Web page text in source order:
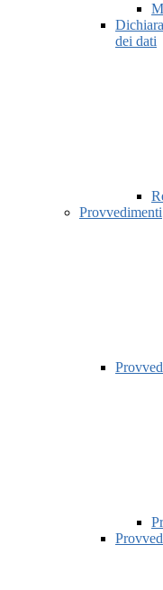
dei dati
Provvedimenti